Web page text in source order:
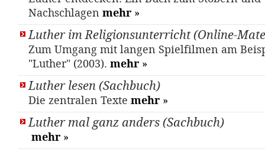
Nachschlagen mehr »
Luther im Religionsunterricht (Online-
Zum Umgang mit langen Spielfilmen am
"Luther" (2003). mehr »
Luther lesen (Sachbuch)
Die zentralen Texte mehr »
Luther mal ganz anders (Sachbuch)
mehr »